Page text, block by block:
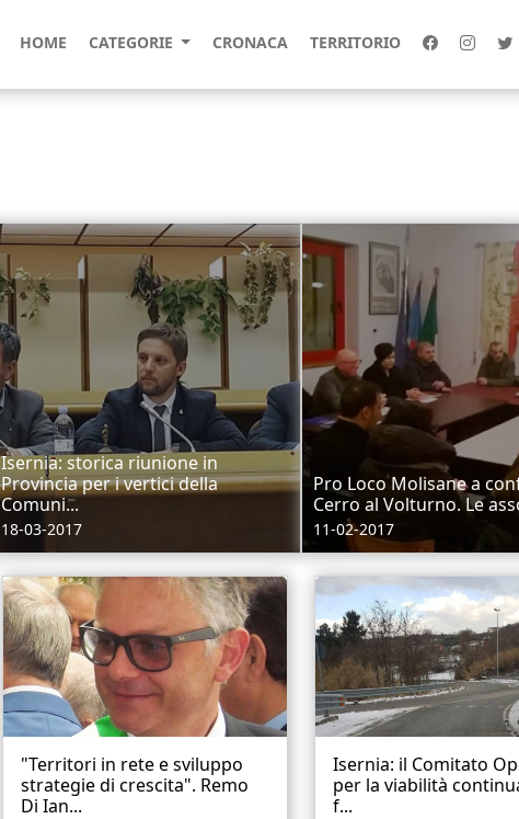
HOME CATEGORIE CRONACA TERRITORIO
Isernia: storica riunione in
Provincia per i vertici della
Comuni...
18-03-2017
Pro Loco Molisane a
Cerro al Volturno. Le
11-02-2017
"Territori in rete e sviluppo
strategie di crescita". Remo
Di Ian...
Isernia: il Comitato
per la viabilità
f...